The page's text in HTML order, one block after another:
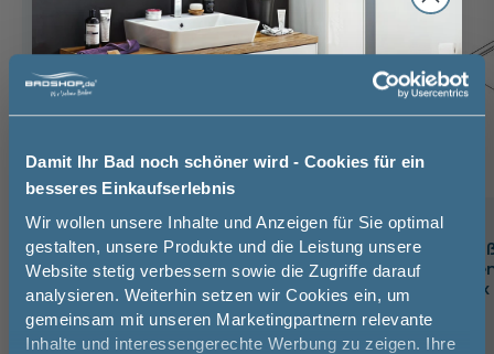
Damit Ihr Bad noch schöner wird - Cookies für ein
besseres Einkaufserlebnis
Wir wollen unsere Inhalte und Anzeigen für Sie optimal
gestalten, unsere Produkte und die Leistung unsere
Website stetig verbessern sowie die Zugriffe darauf
analysieren. Weiterhin setzen wir Cookies ein, um
gemeinsam mit unseren Marketingpartnern relevante
Inhalte und interessengerechte Werbung zu zeigen. Ihre
Mauersberger Localis
Unterbauelement /
Styroporträger für Duschwanne
Localis 90/90 - flach, Trägerhöhe
17 cm
90 cm 17 cm 90 cm
Mauersberger
für
x 70 cm bis 100
Jetzt 50 € sparen!
Melde Sie sich hier zu unserem
Newsletter an und sparen Sie
50€* auf Ihre Bestellung!